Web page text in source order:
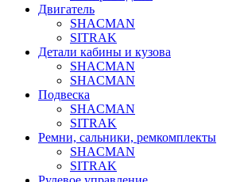
Двигатель
SHACMAN
SITRAK
Детали кабины и кузова
SHACMAN
SHACMAN
Подвеска
SHACMAN
SITRAK
Ремни, сальники, ремкомплекты
SHACMAN
SITRAK